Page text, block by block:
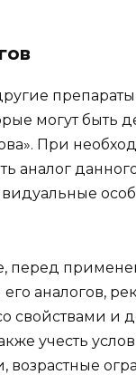
могут быть
При
аналог
перед
его аналогов,
свойствами и
учесть
возрастные